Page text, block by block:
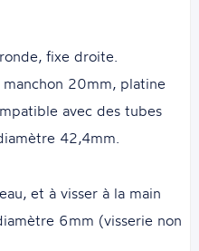
fixe droite.
20mm, platine
avec des tubes
42,4mm.
et à visser à la main
6mm (visserie non